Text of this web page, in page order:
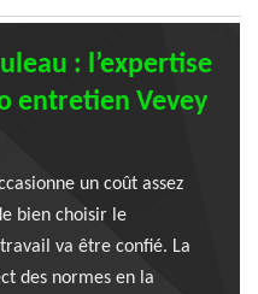
: l’expertise
entretien Vevey
un coût assez
bien choisir le
va être confié. La
des normes en la